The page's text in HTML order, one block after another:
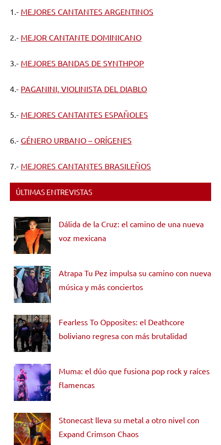
1.- MEJORES CANTANTES ARGENTINOS
2.- MEJOR CANTANTE DOMINICANO
3.- MEJORES BANDAS DE SYNTHPOP
4.- PAGANINI, VIOLINISTA DEL DIABLO
5.- MEJORES CANTANTES ESPAÑOLES
6.- GÉNERO URBANO – ORÍGENES
7.- MEJORES CANTANTES BRASILEÑOS
ÚLTIMAS ENTREVISTAS
Dálida de la Cruz: el camino de una nueva
voz mexicana
Atrapa Tu Pez impulsa su camino con nueva
música y más conciertos
Fearless To Opposites: el Deathcore
boliviano regresa con más brutalidad
Muma: el dúo que fusiona pop rock y raíces
flamencas
Stonecast lleva su metal a otro nivel con
Expand Crimson Chaos